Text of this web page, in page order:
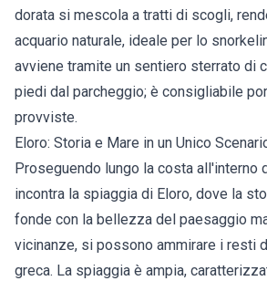
dorata si mescola a tratti di scogli,
acquario naturale, ideale per lo
avviene tramite un sentiero sterrato di
piedi dal parcheggio; è consigliabile
provviste.
Eloro: Storia e Mare in un Unico
Proseguendo lungo la costa all'interno
incontra la spiaggia di Eloro, dove la
fonde con la bellezza del paesaggio
vicinanze, si possono ammirare i resti
greca. La spiaggia è ampia,